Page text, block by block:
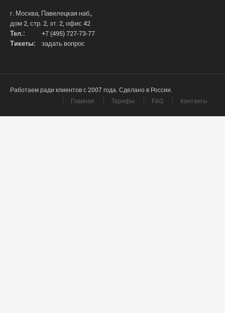
г. Москва, Павелецкая наб.,
дом 2, стр. 2, эт. 2, офис 42
Тел.:
+7 (495) 727-73-77
Тикеты:
задать вопрос
Работаем ради клиентов с 2007 года. Сделано в России.
Главная
Тарифы FAQ Контакты